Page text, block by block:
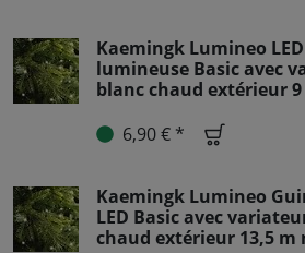
Kaemingk Lumineo
lumineuse Basic avec
blanc chaud extérieur
6,90 € *
Kaemingk Lumineo
LED Basic avec
chaud extérieur 13,5 m